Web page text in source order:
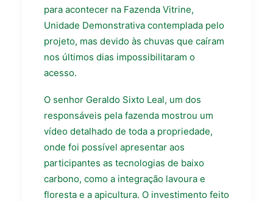
para acontecer na Fazenda Vitrine,
Unidade Demonstrativa contemplada pelo
projeto, mas devido às chuvas que caíram
nos últimos dias impossibilitaram o
acesso.
O senhor Geraldo Sixto Leal, um dos
responsáveis pela fazenda mostrou um
vídeo detalhado de toda a propriedade,
onde foi possível apresentar aos
participantes as tecnologias de baixo
carbono, como a integração lavoura e
floresta e a apicultura. O investimento feito